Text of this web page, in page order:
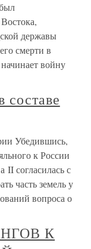
державы
смерти в
войну
составе
Убедившись,
к России
II согласилась с
часть земель у
вопроса о
К